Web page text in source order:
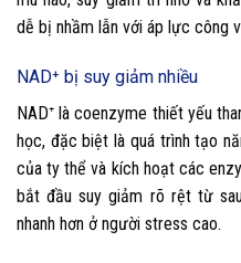
dễ bị nhầm lẫn với áp lực công
NAD⁺ bị suy giảm nhiều
NAD⁺ là coenzyme thiết yếu
học, đặc biệt là quá trình tạo
của ty thể và kích hoạt các
bắt đầu suy giảm rõ rệt từ
nhanh hơn ở người stress cao.